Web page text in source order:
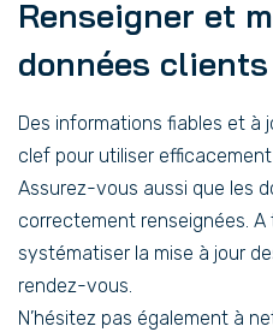
Renseigner et
données clients
Des informations fiables et à
clef pour utiliser efficacement
Assurez-vous aussi que les
correctement renseignées. A
systématiser la mise à jour
rendez-vous.
N’hésitez pas également à